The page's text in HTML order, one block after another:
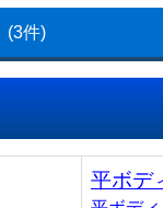
(3件)
平ボデ